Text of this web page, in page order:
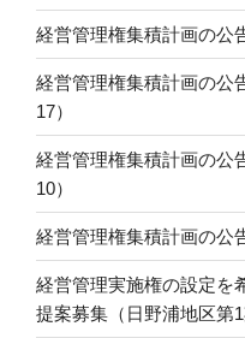
経営管理権集積計画の公
経営管理権集積計画の公
17）
経営管理権集積計画の公
10）
経営管理権集積計画の公
経営管理実施権の設定を
提案募集（日野浦地区第1